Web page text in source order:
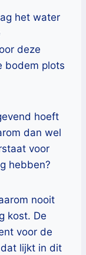
het water
deze
bodem plots
hoeft
dan wel
voor
hebben?
nooit
kost. De
voor de
lijkt in dit